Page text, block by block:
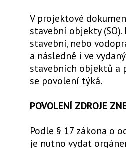
V projektové
stavební objekty
stavební, nebo
a následně i ve
stavebních objektů a
se povolení týká.
POVOLENÍ ZDROJE
Podle § 17 zákona o
je nutno vydat